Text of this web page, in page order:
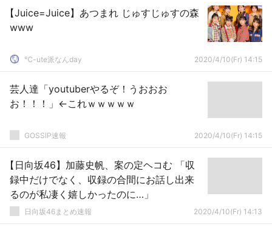
【Juice=Juice】あつまれ じゅすじゅすの森
www
℃-ute派なんday 2020/4/10(Fr) 14:15
芸人達「youtuberやるぞ！うおおお
お！！！」←これｗｗｗｗｗ
GOSSIP速報 2020/4/10(Fr) 14:15
【日向坂46】加藤史帆、案の定ヘコむ 「収
録中だけでなく、収録の合間にお話し出来
るのが私凄く嬉しかったのに…」
日向坂46まとめ速報 2020/4/10(Fr) 14:13